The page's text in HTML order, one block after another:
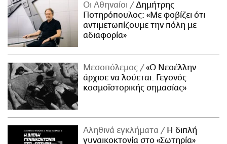
Οι Αθηναίοι
Δημήτρης
Ποτηρόπουλος: «Με φοβίζει ότι
αντιμετωπίζουμε την πόλη με
αδιαφορία»
Μεσοπόλεμος
«Ο Νεοέλλην
άρχισε να λούεται. Γεγονός
κοσμοϊστορικής σημασίας»
Αληθινά εγκλήματα
Η διπλή
γυναικοκτονία στο «Σωτηρία»